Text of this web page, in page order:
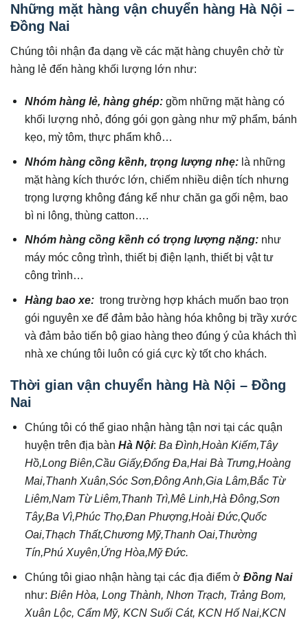
Những mặt hàng vận chuyển hàng Hà Nội –
Đồng Nai
Chúng tôi nhận đa dạng về các mặt hàng chuyên chở từ
hàng lẻ đến hàng khối lượng lớn như:
Nhóm hàng lẻ, hàng ghép:gồm những mặt hàng có
khối lượng nhỏ, đóng gói gọn gàng như mỹ phẩm, bánh
kẹo, mỳ tôm, thực phẩm khô…
Nhóm hàng cồng kềnh, trọng lượng nhẹ: là những
mặt hàng kích thước lớn, chiếm nhiều diện tích nhưng
trọng lượng không đáng kể như chăn ga gối nệm, bao
bì ni lông, thùng catton….
Nhóm hàng cồng kềnh có trọng lượng nặng: như
máy móc công trình, thiết bị điện lạnh, thiết bị vật tư
công trình…
Hàng bao xe: trong trường hợp khách muốn bao trọn
gói nguyên xe để đảm bảo hàng hóa không bị trầy xước
và đảm bảo tiến bộ giao hàng theo đúng ý của khách thì
nhà xe chúng tôi luôn có giá cực kỳ tốt cho khách.
Thời gian vận chuyển hàng Hà Nội – Đồng
Nai
Chúng tôi có thể giao nhận hàng tận nơi tại các quận
huyện trên địa bànHà Nội:Ba Đình,Hoàn Kiếm,Tây
Hồ,Long Biên,Cầu Giấy,Đống Đa,Hai Bà Trưng,Hoàng
Mai,Thanh Xuân,Sóc Sơn,Đông Anh,Gia Lâm,Bắc Từ
Liêm,Nam Từ Liêm,Thanh Trì,Mê Linh,Hà Đông,Sơn
Tây,Ba Vì,Phúc Thọ,Đan Phượng,Hoài Đức,Quốc
Oai,Thạch Thất,Chương Mỹ,Thanh Oai,Thường
Tín,Phú Xuyên,Ứng Hòa,Mỹ Đức.
Chúng tôi giao nhận hàng tại các địa điểm ởĐồng Nai
như: Biên Hòa, Long Thành, Nhơn Trạch, Trảng Bom,
Xuân Lộc, Cẩm Mỹ, KCN Suối Cát, KCN Hố Nai,KCN